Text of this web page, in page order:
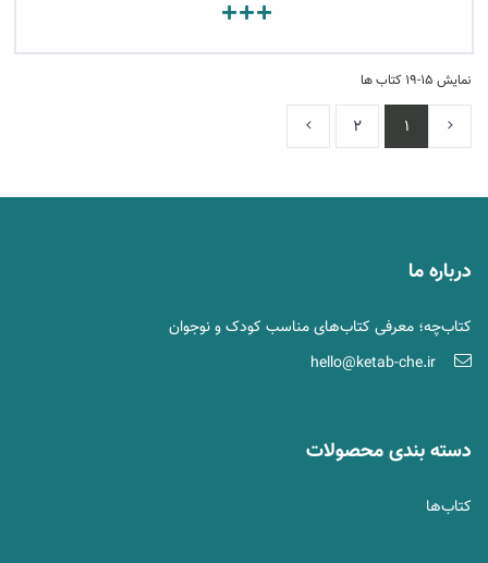
مشاهده کتاب
نمایش 15-19 کتاب ها
1
2
درباره ما
کتاب‌چه؛ معرفی کتاب‌های مناسب کودک و نوجوان
hello@ketab-che.ir
دسته بندی محصولات
کتاب‌ها